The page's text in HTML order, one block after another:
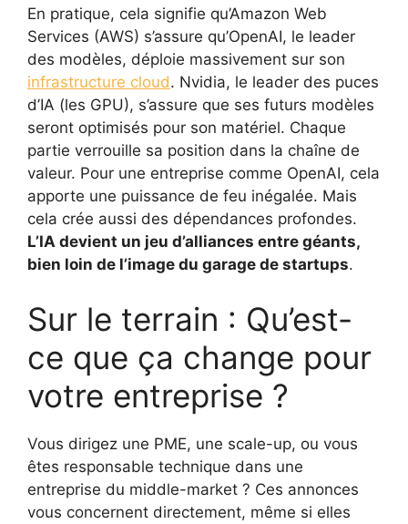
En pratique, cela signifie qu’Amazon Web
Services (AWS) s’assure qu’OpenAI, le leader
des modèles, déploie massivement sur son
infrastructure cloud. Nvidia, le leader des puces
d’IA (les GPU), s’assure que ses futurs modèles
seront optimisés pour son matériel. Chaque
partie verrouille sa position dans la chaîne de
valeur. Pour une entreprise comme OpenAI, cela
apporte une puissance de feu inégalée. Mais
cela crée aussi des dépendances profondes.
L’IA devient un jeu d’alliances entre géants,
bien loin de l’image du garage de startups.
Sur le terrain : Qu’est-
ce que ça change pour
votre entreprise ?
Vous dirigez une PME, une scale-up, ou vous
êtes responsable technique dans une
entreprise du middle-market ? Ces annonces
vous concernent directement, même si elles